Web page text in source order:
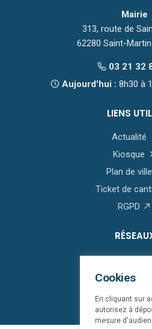
Mairie
313, route de
62280 Saint-
03 21 32
Aujourd'hui : 8h30 à
LIENS
Actualité
Kiosque
Plan de ville
Ticket de
RGPD
Cookies
En cliquant sur
autorisez à
mesure